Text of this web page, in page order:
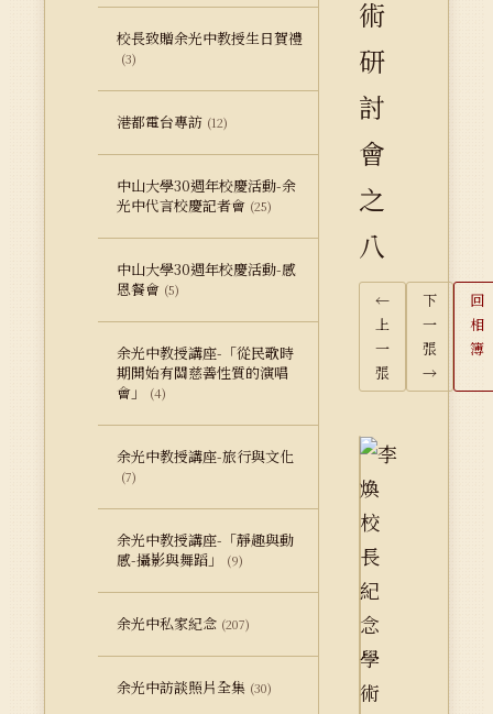
校長致贈余光中教授生日賀禮
(3)
港都電台專訪 (12)
中山大學30週年校慶活動-余
光中代言校慶記者會 (25)
中山大學30週年校慶活動-感
恩餐會 (5)
余光中教授講座-「從民歌時
期開始有關慈善性質的演唱
會」
(4)
余光中教授講座-旅行與文化
(7)
余光中教授講座-「靜趣與動
感-攝影與舞蹈」
(9)
余光中私家紀念 (207)
余光中訪談照片全集 (30)
術
研
討
會
之
八
←
上
一
張
下
一
張
→
回
相
簿